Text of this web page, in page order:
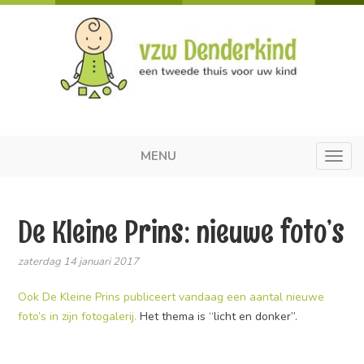
MENU
De Kleine Prins: nieuwe foto’s
zaterdag 14 januari 2017
Ook De Kleine Prins publiceert vandaag een aantal nieuwe
foto’s in zijn fotogalerij. Het thema is “licht en donker”.